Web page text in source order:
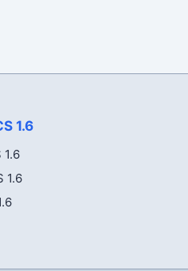
1.6
1.6
1.6